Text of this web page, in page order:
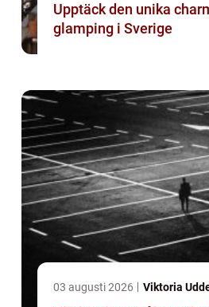
Upptäck den unika
glamping i Sverige
03 augusti 2026 Viktoria